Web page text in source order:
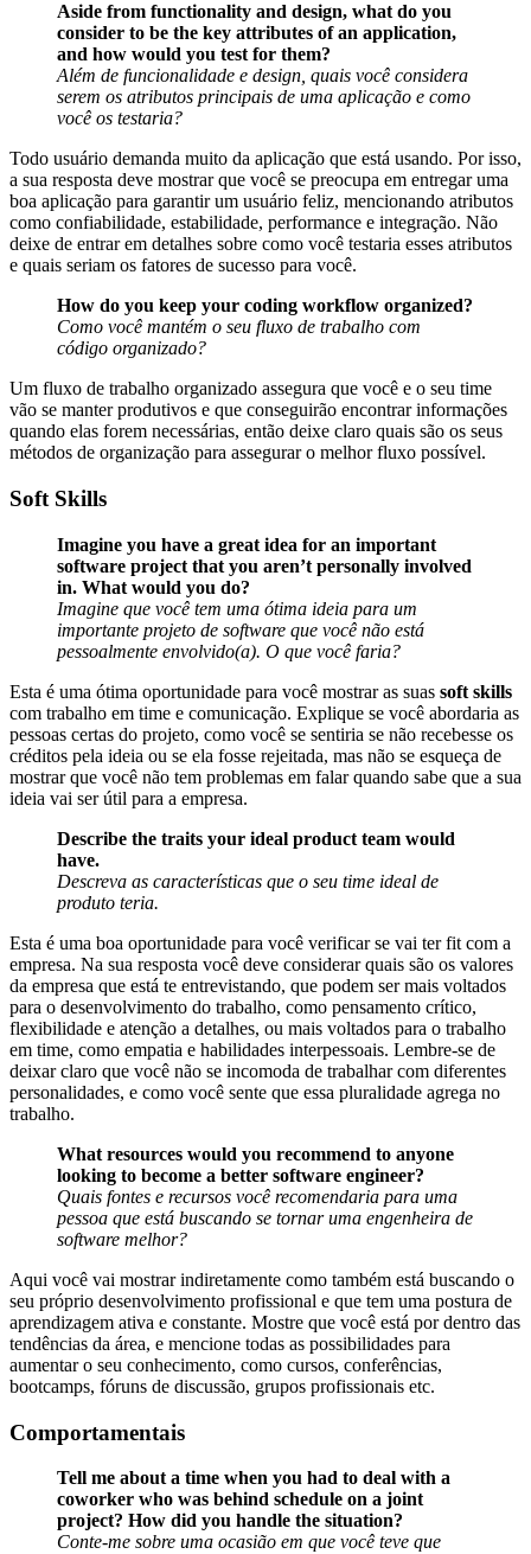
Aside from functionality and design, what do you
consider to be the key attributes of an application,
and how would you test for them?
Além de funcionalidade e design, quais você considera
serem os atributos principais de uma aplicação e como
você os testaria?
Todo usuário demanda muito da aplicação que está usando. Por isso,
a sua resposta deve mostrar que você se preocupa em entregar uma
boa aplicação para garantir um usuário feliz, mencionando atributos
como confiabilidade, estabilidade, performance e integração. Não
deixe de entrar em detalhes sobre como você testaria esses atributos
e quais seriam os fatores de sucesso para você.
How do you keep your coding workflow organized?
Como você mantém o seu fluxo de trabalho com
código organizado?
Um fluxo de trabalho organizado assegura que você e o seu time
vão se manter produtivos e que conseguirão encontrar informações
quando elas forem necessárias, então deixe claro quais são os seus
métodos de organização para assegurar o melhor fluxo possível.
Soft Skills
Imagine you have a great idea for an important
software project that you aren’t personally involved
in. What would you do?
Imagine que você tem uma ótima ideia para um
importante projeto de software que você não está
pessoalmente envolvido(a). O que você faria?
Esta é uma ótima oportunidade para você mostrar as suas soft skills
com trabalho em time e comunicação. Explique se você abordaria as
pessoas certas do projeto, como você se sentiria se não recebesse os
créditos pela ideia ou se ela fosse rejeitada, mas não se esqueça de
mostrar que você não tem problemas em falar quando sabe que a sua
ideia vai ser útil para a empresa.
Describe the traits your ideal product team would
have.
Descreva as características que o seu time ideal de
produto teria.
Esta é uma boa oportunidade para você verificar se vai ter fit com a
empresa. Na sua resposta você deve considerar quais são os valores
da empresa que está te entrevistando, que podem ser mais voltados
para o desenvolvimento do trabalho, como pensamento crítico,
flexibilidade e atenção a detalhes, ou mais voltados para o trabalho
em time, como empatia e habilidades interpessoais. Lembre-se de
deixar claro que você não se incomoda de trabalhar com diferentes
personalidades, e como você sente que essa pluralidade agrega no
trabalho.
What resources would you recommend to anyone
looking to become a better software engineer?
Quais fontes e recursos você recomendaria para uma
pessoa que está buscando se tornar uma engenheira de
software melhor?
Aqui você vai mostrar indiretamente como também está buscando o
seu próprio desenvolvimento profissional e que tem uma postura de
aprendizagem ativa e constante. Mostre que você está por dentro das
tendências da área, e mencione todas as possibilidades para
aumentar o seu conhecimento, como cursos, conferências,
bootcamps, fóruns de discussão, grupos profissionais etc.
Comportamentais
Tell me about a time when you had to deal with a
coworker who was behind schedule on a joint
project? How did you handle the situation?
Conte-me sobre uma ocasião em que você teve que